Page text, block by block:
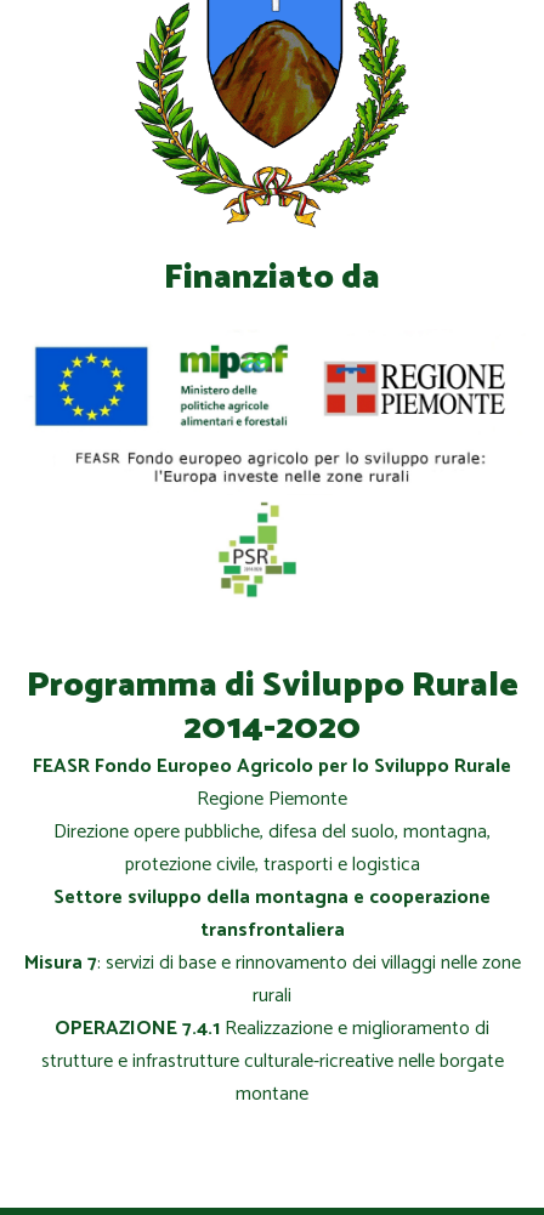
Finanziato da
Programma di Sviluppo Rurale
2014-2020
FEASR Fondo Europeo Agricolo per lo Sviluppo Rurale
Regione Piemonte
Direzione opere pubbliche, difesa del suolo, montagna,
protezione civile, trasporti e logistica
Settore sviluppo della montagna e cooperazione
transfrontaliera
Misura 7: servizi di base e rinnovamento dei villaggi nelle zone
rurali
OPERAZIONE 7.4.1Realizzazione e miglioramento di
strutture e infrastrutture culturale-ricreative nelle borgate
montane